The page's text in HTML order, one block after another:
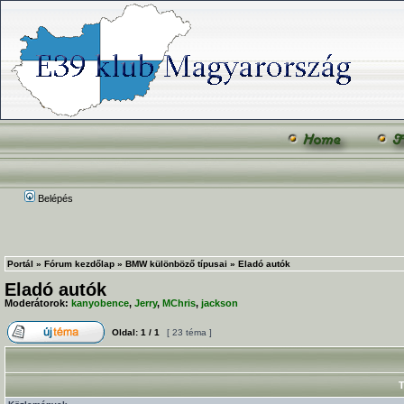
Belépés
Portál » Fórum kezdőlap » BMW különböző típusai » Eladó autók
Eladó autók
Moderátorok: kanyobence, Jerry, MChris, jackson
Oldal: 1 / 1 [ 23 téma ]